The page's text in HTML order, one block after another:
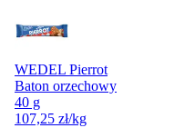
WEDEL Pierrot
Baton orzechowy
40 g
107,25 zł/kg